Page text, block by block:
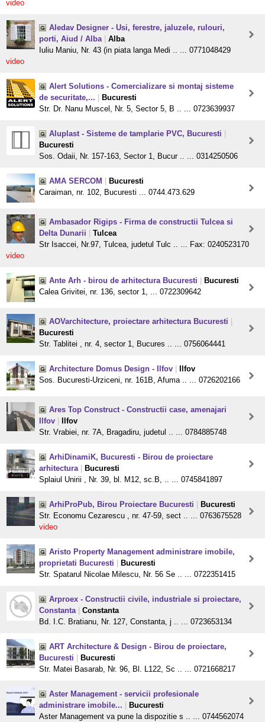
video
Aledav Designer - Usi, ferestre, jaluzele, rulouri,
porti, Aiud / Alba
Alba
Iuliu Maniu, Nr. 43 (in piata langa Medi .. ... 0771048429
video
Alert Solutions - Comercializare si montaj sisteme
de securitate,...
Bucuresti
Str. Dr. Nanu Muscel, Nr. 5, Sector 5, B .. ... 0723639937
Aluplast - Sisteme de tamplarie PVC, Bucuresti
Bucuresti
Sos. Odaii, Nr. 157-163, Sector 1, Bucur .. ... 0314250506
AMA SERCOM
Bucuresti
Caraiman, nr. 102, Bucuresti ... 0744.473.629
Ambasador Rigips - Firma de constructii Tulcea si
Delta Dunarii
Tulcea
Str Isaccei, Nr.97, Tulcea, judetul Tulc .. ... Fax: 0240523170
video
Ante Arh - birou de arhitectura Bucuresti
Bucuresti
Calea Grivitei, nr. 136, sector 1, ... 0722309642
AOVarchitecture, proiectare arhitectura Bucuresti
Bucuresti
Str. Tablitei , nr. 4, sector 1, Bucures .. ... 0756064441
Architecture Domus Design - Ilfov
Ilfov
Sos. Bucuresti-Urziceni, nr. 161B, Afuma .. ... 0726202166
Ares Top Construct - Constructii case, amenajari
Ilfov
Ilfov
Str. Vrabiei, nr. 7A, Bragadiru, judetul .. ... 0784885748
ArhiDinamiK, Bucuresti - Birou de proiectare
arhitectura
Bucuresti
Splaiul Unirii , Nr. 39, bl. M12, sc.B, .. ... 0745841897
ArhiProPub, Birou Proiectare Bucuresti
Bucuresti
Str. Economu Cezarescu , nr. 47-59, sect .. ... 0763675528
video
Aristo Property Management administrare imobile,
proprietati Bucuresti
Bucuresti
Str. Spatarul Nicolae Milescu, Nr. 56 Se .. ... 0722351415
Arproex - Constructii civile, industriale si proiectare,
Constanta
Constanta
Bd. I.C. Bratianu, Nr. 127, Constanta, j .. ... 0723653134
ART Architecture & Design - Birou de proiectare,
Bucuresti
Bucuresti
Str. Matei Basarab, Nr. 96, Bl. L122, Sc .. ... 0721668217
Aster Management - servicii profesionale
administrare imobile...
Bucuresti
Aster Management va pune la dispozitie s .. ... 0744562074